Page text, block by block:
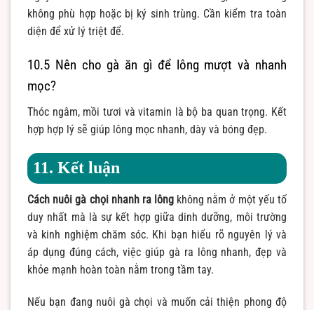
không phù hợp hoặc bị ký sinh trùng. Cần kiểm tra toàn
diện để xử lý triệt để.
10.5 Nên cho gà ăn gì để lông mượt và nhanh
mọc?
Thóc ngâm, mồi tươi và vitamin là bộ ba quan trọng. Kết
hợp hợp lý sẽ giúp lông mọc nhanh, dày và bóng đẹp.
11. Kết luận
Cách nuôi gà chọi nhanh ra lông không nằm ở một yếu tố
duy nhất mà là sự kết hợp giữa dinh dưỡng, môi trường
và kinh nghiệm chăm sóc. Khi bạn hiểu rõ nguyên lý và
áp dụng đúng cách, việc giúp gà ra lông nhanh, đẹp và
khỏe mạnh hoàn toàn nằm trong tầm tay.
Nếu bạn đang nuôi gà chọi và muốn cải thiện phong độ